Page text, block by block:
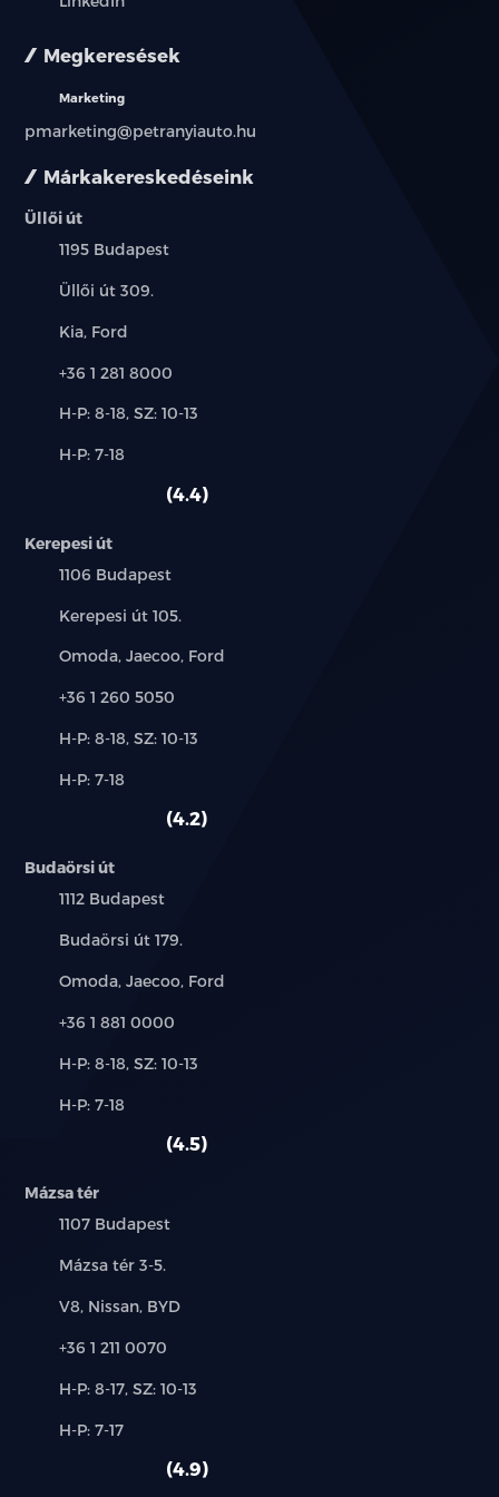
Full LED fényszóró (MFR)
Tolatóradar + tolatókamera
Első parkolóradar
Intelligens kulcs nyomógombos indítással
Digitális kulcs
Akkumulátor temperáló rendszer (hűtés)
Háromfázisú fedélzeti töltő
Kábelköteg előkészítés vonóhorog felszereléséhez
(Vonóhorog nélkül)
Automata ablakemelő elöl, elektromos
Állítható magasságú vezetőülés
Állítható magasságú első utasülés
Fűthető első ülések
Automata kétzónás légkondicionáló automatikus
Vezeték nélküli mobiltelefon töltő
Elektromosan bezáródó fűtött külső tükör
Márkakereskedéseink
Üllői út
Település:
1195 Budapest
Cím:
Üllői út 309.
Márkák:
Kia, Ford
Telefon:
+36 1 281 8000
Új-
használt
H-P: 8-18, SZ: 10-13
Alkatrész,
H-P: 7-18
4.4
Kerepesi út
Település:
1106 Budapest
Cím:
Kerepesi út 105.
Márkák:
Omoda, Jaecoo, Ford
Telefon:
+36 1 260 5050
Új-
használt
H-P: 8-18, SZ: 10-13
Alkatrész,
H-P: 7-18
4.2
Budaörsi út
Település:
1112 Budapest
Cím:
Budaörsi út 179.
Márkák:
Omoda, Jaecoo, Ford
Telefon:
+36 1 881 0000
Új-
használt
H-P: 8-18, SZ: 10-13
Alkatrész,
H-P: 7-18
4.5
Mázsa tér
Település:
1107 Budapest
Cím:
Mázsa tér 3-5.
Márkák:
V8, Nissan, BYD
Telefon:
+36 1 211 0070
Új-
használt
H-P: 8-17, SZ: 10-13
Alkatrész,
H-P: 7-17
4.9
Megkeresések
Marketing
pmarketing@petranyiauto.hu